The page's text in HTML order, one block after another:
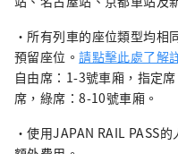
・所有列車的座位類型均
預留座位。請點擊此處了解
自由席：1-3號車廂，指定
席，綠席：8-10號車廂。
・使用JAPAN RAIL PASS